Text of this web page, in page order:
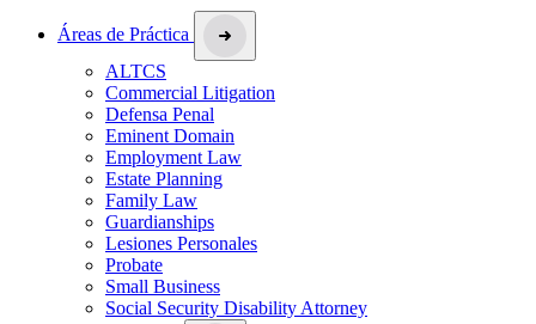
Áreas de Práctica
ALTCS
Commercial Litigation
Defensa Penal
Eminent Domain
Employment Law
Estate Planning
Family Law
Guardianships
Lesiones Personales
Probate
Small Business
Social Security Disability Attorney